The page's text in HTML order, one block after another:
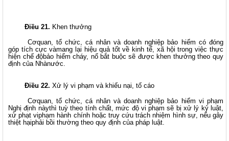
Điều 21. Khen thưởng
Cơquan, tổ chức, cá nhân và doanh nghiệp bảo hiểm có đóng
góp tích cực vàmang lại hiệu quả tốt về kinh tế, xã hội trong việc thực
hiện chế độbảo hiểm cháy, nổ bắt buộc sẽ được khen thưởng theo quy
định của Nhànước.
Điều 22. Xử lý vi phạm và khiếu nại, tố cáo
Cơquan, tổ chức, cá nhân và doanh nghiệp bảo hiểm vi phạm
Nghị định nàythì tuỳ theo tính chất, mức độ vi phạm sẽ bị xử lý kỷ luật,
xử phạt viphạm hành chính hoặc truy cứu trách nhiệm hình sự, nếu gây
thiệt hạiphải bồi thường theo quy định của pháp luật.